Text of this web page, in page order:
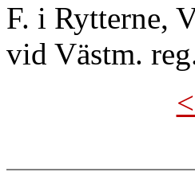
F. i Rytterne,
vid Västm.